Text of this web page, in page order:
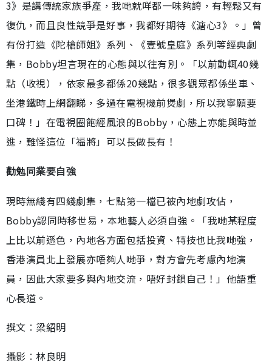
3》是講傳統家族爭產，我哋就咩都一味夠誇，有輕鬆又有
復仇，而且良性競爭是好事，我都好期待《溏心3》。」曾
有份打造《陀槍師姐》系列、《壹號皇庭》系列等經典劇
集，Bobby坦言現在的心態與以往有別。「以前動輒40幾
點（收視），依家最多都係20幾點，很多觀眾都係坐車、
坐港鐵時上網翻睇，多過在電視機前煲劇，所以我寧願要
口碑！」在電視圈飽經風浪的Bobby，心態上亦能與時並
進，難怪這位「福將」可以長做長有！
勸勉同業要自強
現時無綫有四綫劇集，七點第一檔已被內地劇攻佔，
Bobby認同時移世易，本地藝人必須自強。「我哋某程度
上比以前遜色，內地各方面包括投資、特技也比我哋強，
香港演員北上發展亦唔夠人哋爭，對方會先考慮內地演
員，因此大家要多與內地交流，唔好封鎖自己！」他語重
心長道。
撰文︰梁紹明
攝影︰林良明